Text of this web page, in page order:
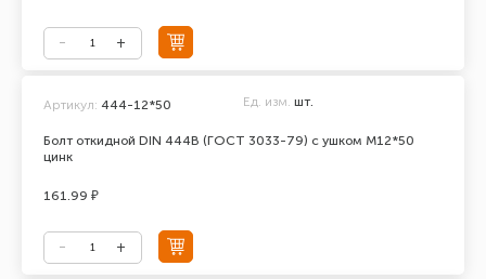
Болт откидной DIN 444В (ГОСТ 3033-79) с ушком М12*50
цинк
Артикул: 444-12*50 Ед. изм. шт.
161.99 ₽